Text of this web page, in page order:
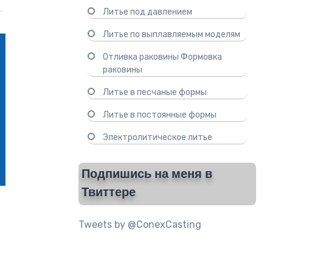
Литье под давлением
Литье по выплавляемым моделям
Отливка раковины Формовка
раковины
Литье в песчаные формы
Литье в постоянные формы
Электролитическое литье
Подпишись на меня в
Твиттере
Tweets by @ConexCasting